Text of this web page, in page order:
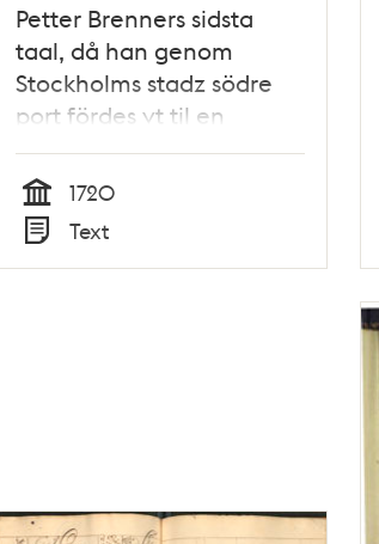
Petter Brenners sidsta
taal, då han genom
Stockholms stadz södre
port fördes vt til en
wåldsam död. Den 4. julii,
åhr 1720.
Tid
1720
Typ
Text